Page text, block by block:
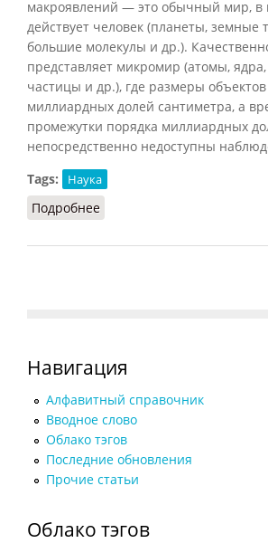
макроявлений — это обычный мир, в
действует человек (планеты, земные
большие молекулы и др.).
представляет микромир (атомы,
частицы и др.), где размеры
миллиардных долей сантиметра, а
промежутки порядка миллиардных
непосредственно недоступны
Tags:
Наука
Подробнее
Навигация
Алфавитный справочник
Вводное слово
Облако тэгов
Последние обновления
Прочие статьи
Облако тэгов